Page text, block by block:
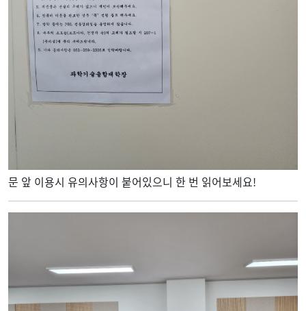
문 앞 이용시 유의사항이 붙어있으니 한 번 읽어보세요!